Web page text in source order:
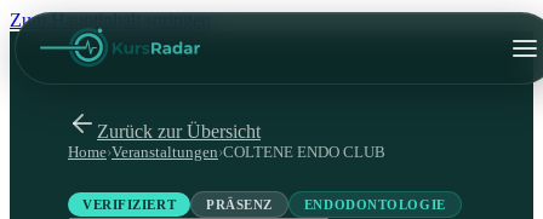
Zum Hauptinhalt springen
Zurück zur Übersicht
Home›Veranstaltungen›COLTENE ENDO CLUB
VERIFIZIERT PRÄSENZ ENDODONTOLOGIE